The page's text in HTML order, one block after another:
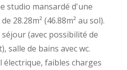
studio mansardé d'une
28.28m² (46.88m² au sol).
(avec possibilité de
salle de bains avec wc.
électrique, faibles charges